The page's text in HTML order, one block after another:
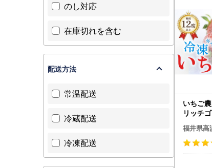
いちご
リッチ
kg)
福井県高
のし対応
在庫切れを含む
配送方法
常温配送
冷蔵配送
冷凍配送